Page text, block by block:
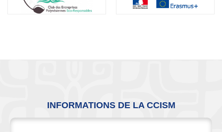
INFORMATIONS DE LA CCISM